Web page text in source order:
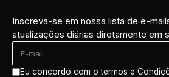
Inscreva-se em nossa lista de e-
atualizações diárias diretamente em
Eu concordo com o termos e